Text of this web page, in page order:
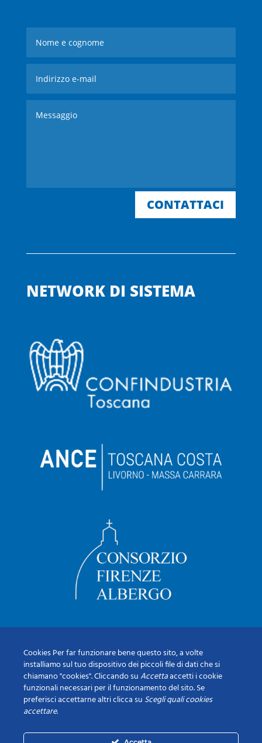
CONTATTACI
NETWORK DI SISTEMA
Cookies Per far funzionare bene questo sito, a volte
installiamo sul tuo dispositivo dei piccoli file di dati che si
chiamano "cookies". Cliccando suAccettaaccetti i cookie
funzionali necessari per il funzionamento del sito. Se
preferisci accettarne altri clicca su Scegli quali cookies
accettare.